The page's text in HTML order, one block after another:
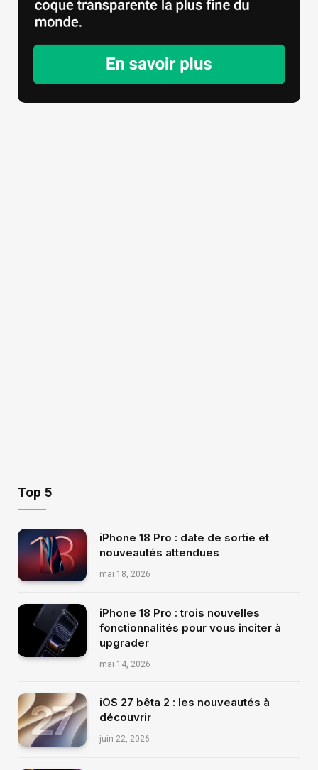
Top 5
iPhone 18 Pro : date de sortie et
nouveautés attendues
mai 18, 2026
iPhone 18 Pro : trois nouvelles
fonctionnalités pour vous inciter à
upgrader
mai 14, 2026
iOS 27 bêta 2 : les nouveautés à
découvrir
juin 22, 2026